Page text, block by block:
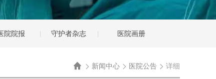
院院报 守护者杂志 医院画册
  新闻中心  医院公告  详细